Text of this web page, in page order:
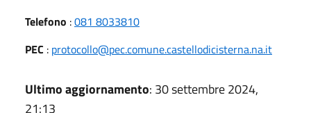
Telefono :081 8033810
PEC : protocollo@pec.comune.castellodicisterna.na.it
Ultimo aggiornamento: 30 settembre 2024,
21:13